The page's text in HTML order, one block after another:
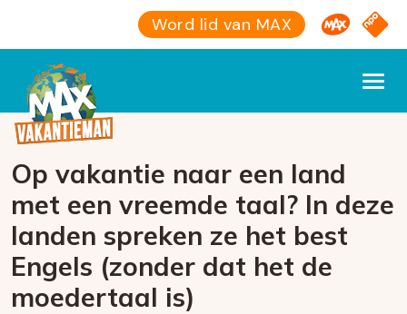
Word lid van MAX Omroep
NPO
Op vakantie naar een land
met een vreemde taal? In deze
landen spreken ze het best
Engels (zonder dat het de
moedertaal is)